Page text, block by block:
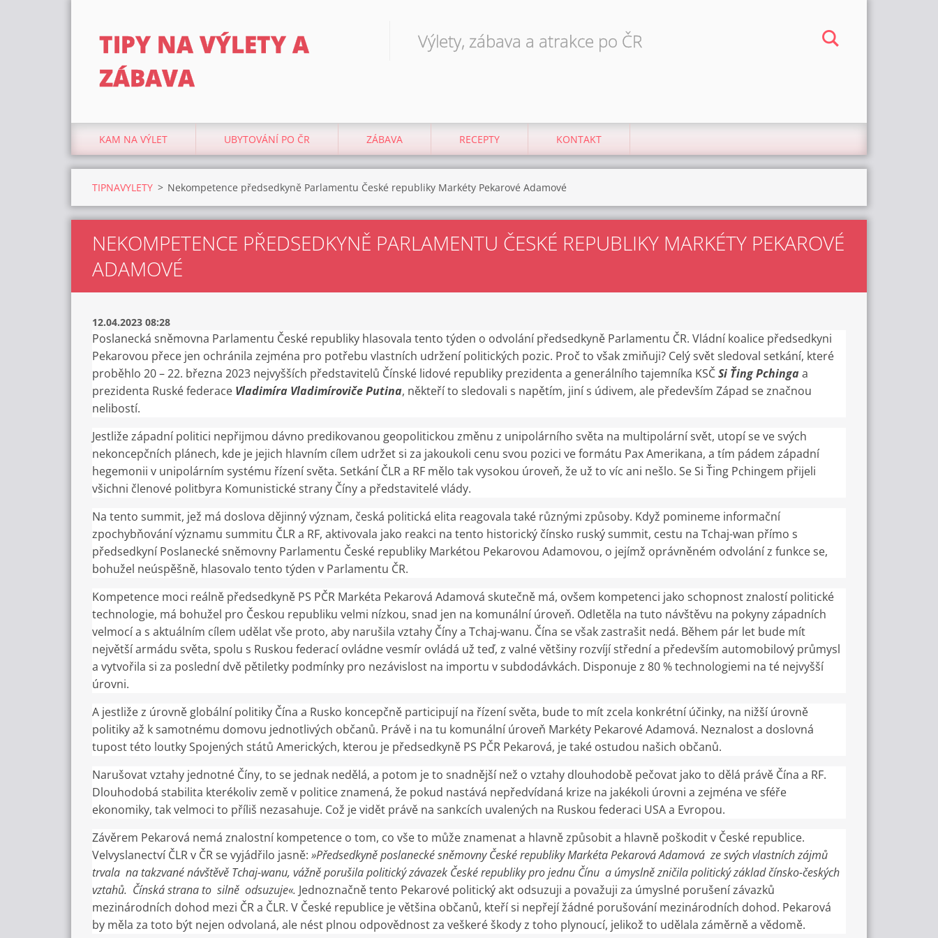
TIPY NA VÝLETY A
ZÁBAVA
Výlety, zábava a atrakce po ČR
KAM NA VÝLET UBYTOVÁNÍ PO ČR ZÁBAVA RECEPTY KONTAKT
TIPNAVYLETY > Nekompetence předsedkyně Parlamentu České republiky Markéty Pekarové Adamové
NEKOMPETENCE PŘEDSEDKYNĚ PARLAMENTU ČESKÉ REPUBLIKY MARKÉTY PEKAROVÉ
ADAMOVÉ
12.04.2023 08:28
Poslanecká sněmovna Parlamentu České republiky hlasovala tento týden o odvolání předsedkyně Parlamentu ČR. Vládní koalice předsedkyni
Pekarovou přece jen ochránila zejména pro potřebu vlastních udržení politických pozic. Proč to však zmiňuji? Celý svět sledoval setkání, které
proběhlo 20 – 22. března 2023 nejvyšších představitelů Čínské lidové republiky prezidenta a generálního tajemníka KSČSi Ťing Pchingaa
prezidenta Ruské federace Vladimíra Vladimíroviče Putina, někteří to sledovali s napětím, jiní s údivem, ale především Západ se značnou
nelibostí.
Jestliže západní politici nepřijmou dávno predikovanou geopolitickou změnu z unipolárního světa na multipolární svět, utopí se ve svých
nekoncepčních plánech, kde je jejich hlavním cílem udržet si za jakoukoli cenu svou pozici ve formátu Pax Amerikana, a tím pádem západní
hegemonii v unipolárním systému řízení světa. Setkání ČLR a RF mělo tak vysokou úroveň, že už to víc ani nešlo. Se Si Ťing Pchingem přijeli
všichni členové politbyra Komunistické strany Číny a představitelé vlády.
Na tento summit, jež má doslova dějinný význam, česká politická elita reagovala také různými způsoby. Když pomineme informační
zpochybňování významu summitu ČLR a RF, aktivovala jako reakci na tento historický čínsko ruský summit, cestu na Tchaj-wan přímo s
předsedkyní Poslanecké sněmovny Parlamentu České republiky Markétou Pekarovou Adamovou, o jejímž oprávněném odvolání z funkce se,
bohužel neúspěšně, hlasovalo tento týden v Parlamentu ČR.
Kompetence moci reálně předsedkyně PS PČR Markéta Pekarová Adamová skutečně má, ovšem kompetenci jako schopnost znalostí politické
technologie, má bohužel pro Českou republiku velmi nízkou, snad jen na komunální úroveň. Odletěla na tuto návštěvu na pokyny západních
velmocí a s aktuálním cílem udělat vše proto, aby narušila vztahy Číny a Tchaj-wanu. Čína se však zastrašit nedá. Během pár let bude mít
největší armádu světa, spolu s Ruskou federací ovládne vesmír ovládá už teď, z valné většiny rozvíjí střední a především automobilový průmysl
a vytvořila si za poslední dvě pětiletky podmínky pro nezávislost na importu v subdodávkách. Disponuje z 80 % technologiemi na té nejvyšší
úrovni.
A jestliže z úrovně globální politiky Čína a Rusko koncepčně participují na řízení světa, bude to mít zcela konkrétní účinky, na nižší úrovně
politiky až k samotnému domovu jednotlivých občanů. Právě i na tu komunální úroveň Markéty Pekarové Adamová. Neznalost a doslovná
tupost této loutky Spojených států Amerických, kterou je předsedkyně PS PČR Pekarová, je také ostudou našich občanů.
Narušovat vztahy jednotné Číny, to se jednak nedělá, a potom je to snadnější než o vztahy dlouhodobě pečovat jako to dělá právě Čína a RF.
Dlouhodobá stabilita kterékoliv země v politice znamená, že pokud nastává nepředvídaná krize na jakékoli úrovni a zejména ve sféře
ekonomiky, tak velmoci to příliš nezasahuje. Což je vidět právě na sankcích uvalených na Ruskou federaci USA a Evropou.
Závěrem Pekarová nemá znalostní kompetence o tom, co vše to může znamenat a hlavně způsobit a hlavně poškodit v České republice.
Velvyslanectví ČLR v ČR se vyjádřilo jasně: »Předsedkyně poslanecké sněmovny České republiky Markéta Pekarová Adamová ze svých vlastních zájmů
trvala na takzvané návštěvě Tchaj-wanu, vážně porušila politický závazek České republiky pro jednu Čínu a úmyslně zničila politický základ čínsko-českých
vztahů. Čínská strana to silně odsuzuje«. Jednoznačně tento Pekarové politický akt odsuzuji a považuji za úmyslné porušení závazků
mezinárodních dohod mezi ČR a ČLR. V České republice je většina občanů, kteří si nepřejí žádné porušování mezinárodních dohod. Pekarová
by měla za toto být nejen odvolaná, ale nést plnou odpovědnost za veškeré škody z toho plynoucí, jelikož to udělala záměrně a vědomě.